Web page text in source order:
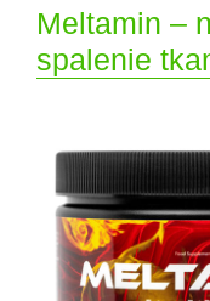
Meltamin –
spalenie